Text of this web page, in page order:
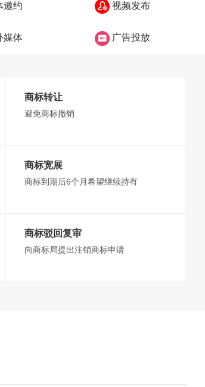
邀约 视频发布
媒体 广告投放
商标转让
避免商标撤销
商标宽展
商标到期后6个月希望继续持有
商标驳回复审
向商标局提出注销商标申请